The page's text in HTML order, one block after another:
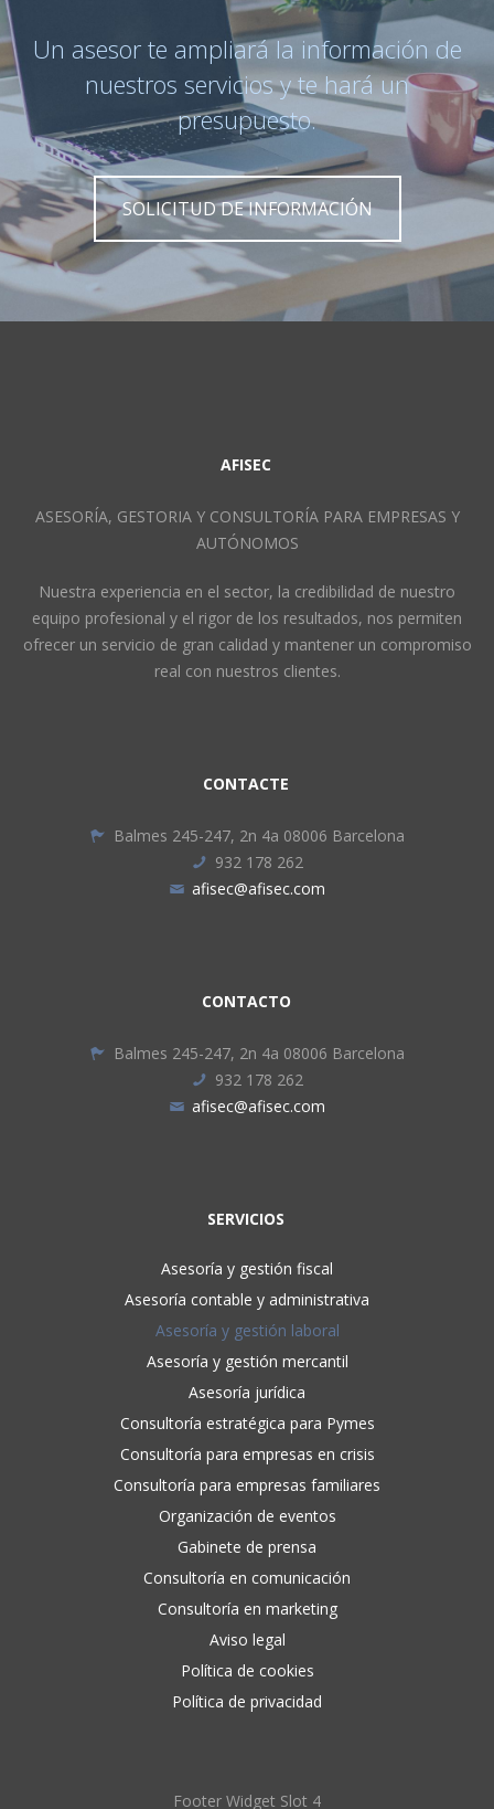
Un asesor te ampliará la información de
nuestros servicios y te hará un
presupuesto.
SOLICITUD DE INFORMACIÓN
AFISEC
ASESORÍA, GESTORIA Y CONSULTORÍA PARA EMPRESAS Y
AUTÓNOMOS
Nuestra experiencia en el sector, la credibilidad de nuestro
equipo profesional y el rigor de los resultados, nos permiten
ofrecer un servicio de gran calidad y mantener un compromiso
real con nuestros clientes.
CONTACTE
Balmes 245-247, 2n 4a 08006 Barcelona
932 178 262
afisec@afisec.com
CONTACTO
Balmes 245-247, 2n 4a 08006 Barcelona
932 178 262
afisec@afisec.com
SERVICIOS
Asesoría y gestión fiscal
Asesoría contable y administrativa
Asesoría y gestión laboral
Asesoría y gestión mercantil
Asesoría jurídica
Consultoría estratégica para Pymes
Consultoría para empresas en crisis
Consultoría para empresas familiares
Organización de eventos
Gabinete de prensa
Consultoría en comunicación
Consultoría en marketing
Aviso legal
Política de cookies
Política de privacidad
Footer Widget Slot 4